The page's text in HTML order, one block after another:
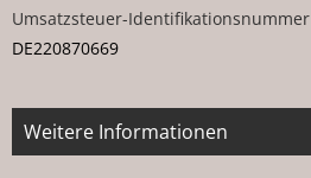
Umsatzsteuer-Identifikationsnummer
DE220870669
Weitere Informationen